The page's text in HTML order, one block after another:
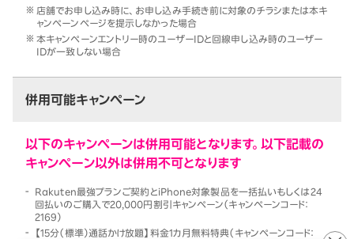
店舗でお申し込み時に、お申し込み手続き前に対象のチラシまたは本キ
ャンペーンページを提示しなかった場合
本キャンペーンエントリー時のユーザーIDと回線申し込み時のユーザー
IDが一致しない場合
併用可能キャンペーン
以下のキャンペーンは併用可能となります。以下記載の
キャンペーン以外は併用不可となります
Rakuten最強プランご契約とiPhone対象製品を一括払いもしくは24
回払いのご購入で20,000円割引キャンペーン（キャンペーンコード：
2169）
【15分（標準）通話かけ放題】料金1カ月無料特典（キャンペーンコード：